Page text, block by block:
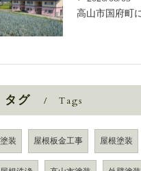
タグ Tags
塗装 屋根板金工事 屋根塗装